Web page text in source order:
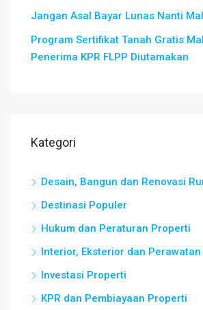
Jangan Asal Bayar Lunas Nanti
Program Sertifikat Tanah Gratis
Penerima KPR FLPP Diutamakan
Kategori
Desain, Bangun dan Renovasi
Destinasi Populer
Hukum dan Peraturan Properti
Interior, Eksterior dan Perawatan
Investasi Properti
KPR dan Pembiayaan Properti